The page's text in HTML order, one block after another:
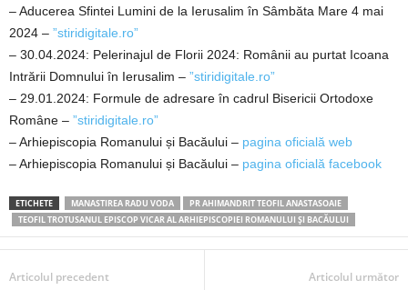
– Aducerea Sfintei Lumini de la Ierusalim în Sâmbăta Mare 4 mai
2024 – ”stiridigitale.ro”
– 30.04.2024: Pelerinajul de Florii 2024: Românii au purtat Icoana
Intrării Domnului în Ierusalim – ”stiridigitale.ro”
– 29.01.2024: Formule de adresare în cadrul Bisericii Ortodoxe
Române – ”stiridigitale.ro”
– Arhiepiscopia Romanului și Bacăului – pagina oficială web
– Arhiepiscopia Romanului și Bacăului – pagina oficială facebook
ETICHETE MANASTIREA RADU VODA
PR AHIMANDRIT TEOFIL ANASTASOAIE
TEOFIL TROTUSANUL EPISCOP VICAR AL ARHIEPISCOPIEI ROMANULUI ȘI BACĂULUI
Articolul precedent Articolul următor